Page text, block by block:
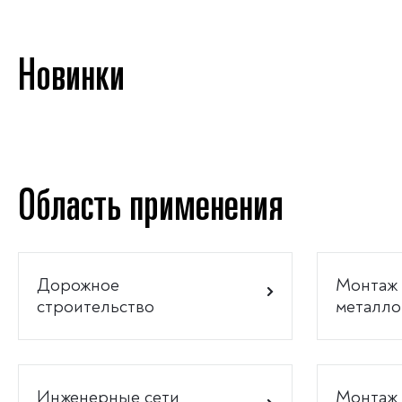
Новинки
Область применения
Дорожное
строительство
Монтаж
Инженерные сети Монтаж